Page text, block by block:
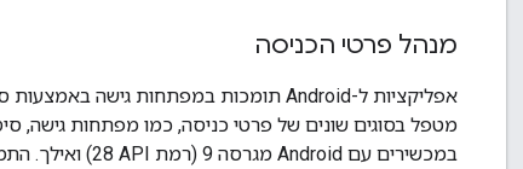
מנהל פרטי הכניסה
אפליקציות ל-Android תומכות במפתחות גישה באמצעות ספריית
מטפל בסוגים שונים של פרטי כניסה, כמו מפתחות גישה,